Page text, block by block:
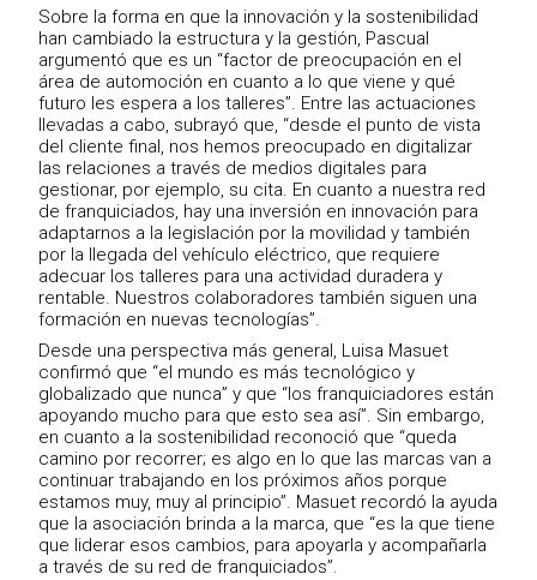
Sobre la forma en que la innovación y la sostenibilidad
han cambiado la estructura y la gestión, Pascual
argumentó que es un “factor de preocupación en el
área de automoción en cuanto a lo que viene y qué
futuro les espera a los talleres”. Entre las actuaciones
llevadas a cabo, subrayó que, “desde el punto de vista
del cliente final, nos hemos preocupado en digitalizar
las relaciones a través de medios digitales para
gestionar, por ejemplo, su cita. En cuanto a nuestra red
de franquiciados, hay una inversión en innovación para
adaptarnos a la legislación por la movilidad y también
por la llegada del vehículo eléctrico, que requiere
adecuar los talleres para una actividad duradera y
rentable. Nuestros colaboradores también siguen una
formación en nuevas tecnologías”.
Desde una perspectiva más general, Luisa Masuet
confirmó que “el mundo es más tecnológico y
globalizado que nunca” y que “los franquiciadores están
apoyando mucho para que esto sea así”. Sin embargo,
en cuanto a la sostenibilidad reconoció que “queda
camino por recorrer; es algo en lo que las marcas van a
continuar trabajando en los próximos años porque
estamos muy, muy al principio”. Masuet recordó la ayuda
que la asociación brinda a la marca, que “es la que tiene
que liderar esos cambios, para apoyarla y acompañarla
a través de su red de franquiciados”.